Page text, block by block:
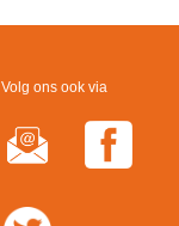
Volg ons ook via